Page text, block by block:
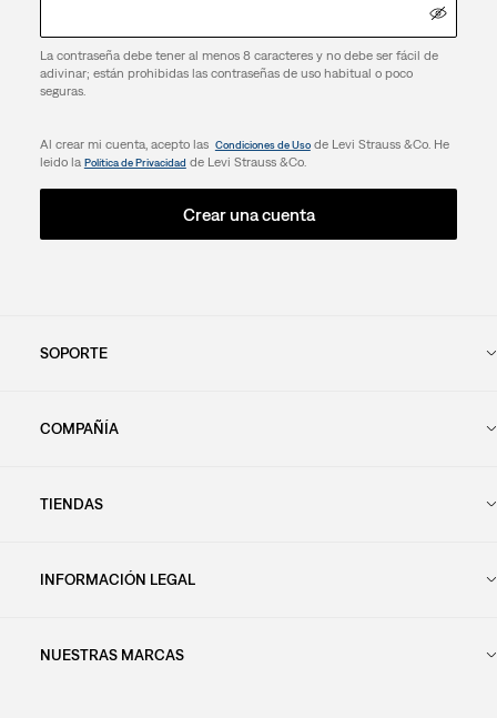
La contraseña debe tener al menos 8 caracteres y no debe ser fácil de
adivinar; están prohibidas las contraseñas de uso habitual o poco
seguras.
Al crear mi cuenta, acepto las Condiciones de Usode Levi Strauss &Co. He
leido la Política de Privacidad de Levi Strauss &Co.
Crear una cuenta
SOPORTE
COMPAÑÍA
TIENDAS
INFORMACIÓN LEGAL
NUESTRAS MARCAS